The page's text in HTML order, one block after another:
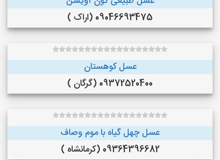
09046693475 (اراک )
عسل کوهستان
09372520400 (گرگان )
عسل چهل گیاه با موم وصاف
09364396682 (کرمانشاه )